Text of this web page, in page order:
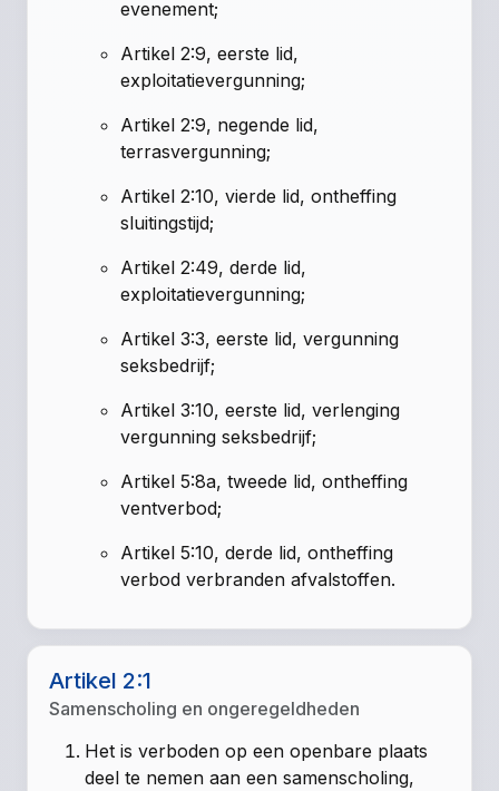
evenement;
Artikel 2:9, eerste lid,
exploitatievergunning;
Artikel 2:9, negende lid,
terrasvergunning;
Artikel 2:10, vierde lid, ontheffing
sluitingstijd;
Artikel 2:49, derde lid,
exploitatievergunning;
Artikel 3:3, eerste lid, vergunning
seksbedrijf;
Artikel 3:10, eerste lid, verlenging
vergunning seksbedrijf;
Artikel 5:8a, tweede lid, ontheffing
ventverbod;
Artikel 5:10, derde lid, ontheffing
verbod verbranden afvalstoffen.
Artikel 2:1
Samenscholing en ongeregeldheden
Het is verboden op een openbare plaats
deel te nemen aan een samenscholing,